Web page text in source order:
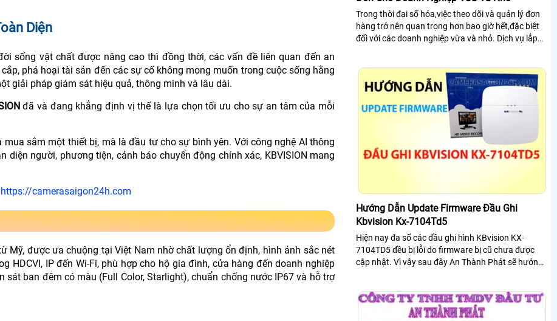
Diện
sống vật chất được nâng cao thì đồng thời, các vấn đề liên quan đến an
phá hoại tài sản đến các sự cố không mong muốn trong cuộc sống hằng
giải pháp giám sát hiệu quả, thông minh và lâu dài.
đã và đang khẳng định vị thế là lựa chọn tối ưu cho sự an tâm của mỗi
sắm một thiết bị, mà là đầu tư cho sự bình yên. Với công nghệ AI thông
diện người, phương tiện, cảnh báo chuyển động chính xác, KBVISION mang
https://camerasaigon24h.com
Mỹ, được ưa chuộng tại Việt Nam nhờ chất lượng ổn định, hình ảnh sắc nét
HDCVI, IP đến Wi-Fi, phù hợp cho hộ gia đình, cửa hàng đến doanh nghiệp
sát ban đêm có màu (Full Color, Starlight), chuẩn chống nước IP67 và hỗ trợ
Trong thời đại số hóa,việc theo dõi và quản lý đơn
hàng trở nên quan trọng hơn bao giờ hết,đặc biệt
đối với các doanh nghiệp vừa và nhỏ. Dịch vụ lắp
quy trình vận hành, giảm thất thoát và nâng cao
trải nghiệm khách hàng
Hướng Dẫn Update Firmware Đầu Ghi
Kbvision Kx-7104Td5
Hiện nay đa số các đầu ghi hình KBvision KX-
7104TD5 đều bị lỗi do firmware bị cũ chưa được
cập nhật. Vì vậy sau đây An Thành Phát sẽ hướng